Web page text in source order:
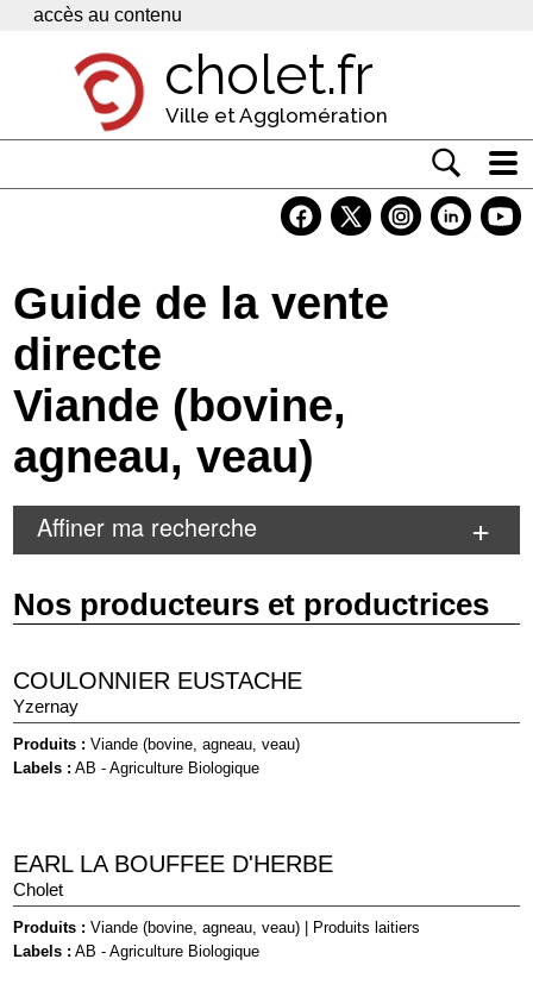
Panneau de gestion des cookies
accès au contenu
cholet.fr
Ville et Agglomération
Economie
Services
Contacts
Guide de la vente
directe
Viande (bovine,
agneau, veau)
Affiner ma recherche
Nos producteurs et productrices
COULONNIER EUSTACHE
Yzernay
Produits : Viande (bovine, agneau, veau)
Labels : AB - Agriculture Biologique
EARL LA BOUFFEE D'HERBE
Cholet
Produits : Viande (bovine, agneau, veau)
Produits laitiers
Labels : AB - Agriculture Biologique